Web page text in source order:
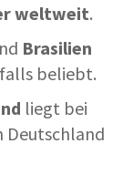
weltweit.
Brasilien
beliebt.
liegt bei
Deutschland